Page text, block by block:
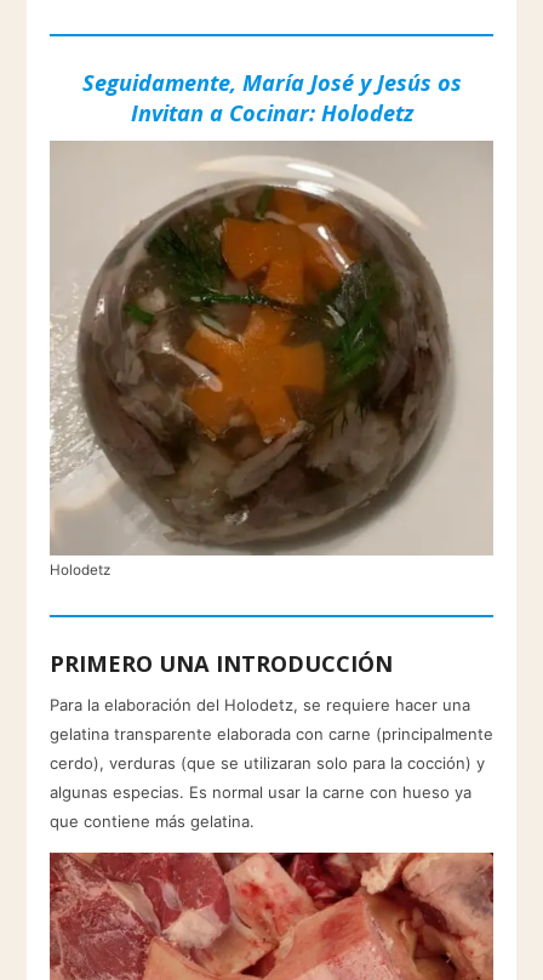
Seguidamente, María José y Jesús os
Invitan a Cocinar: Holodetz
Holodetz
PRIMERO UNA INTRODUCCIÓN
Para la elaboración del Holodetz, se requiere hacer una
gelatina transparente elaborada con carne (principalmente
cerdo), verduras (que se utilizaran solo para la cocción) y
algunas especias. Es normal usar la carne con hueso ya
que contiene más gelatina.